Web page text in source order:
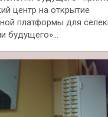
центр на открытие
платформы для
будущего»…